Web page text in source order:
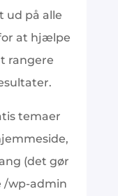
ud på alle
at hjælpe
rangere
temaer
(det gør
/wp-admin